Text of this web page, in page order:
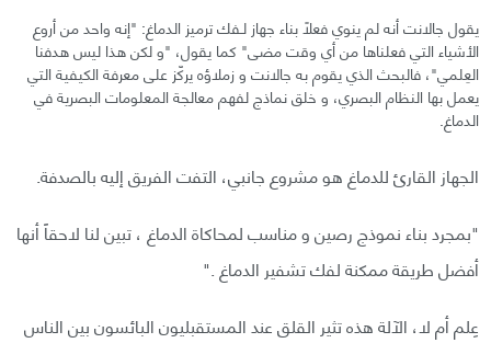
يقول جالانت أنه لم ينوي فعلاً بناء جهاز لـفك ترميز الدماغ: "إنه واحد من أروع
الأشياء التي فعلناها من أي وقت مضى" كما يقول، "و لكن هذا ليس هدفنا
العِلمي"، فالبحث الذي يقوم به جالانت و زملاؤه يركّز على معرفة الكيفية التي
يعمل بها النظام البصري، و خلق نماذج لفهم معالجة المعلومات البصرية في
الدماغ.
الجهاز القارئ للدماغ هو مشروع جانبي، التفت الفريق إليه بالصدفة.
"بمجرد بناء نموذج رصين و مناسب لمحاكاة الدماغ ، تبين لنا لاحقاً أنها
أفضل طريقة ممكنة لفك تشفير الدماغ ."
عِلم أم لا، الآلة هذه تثير القلق عند المستقبليون البائسون بين الناس